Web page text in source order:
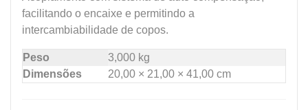
facilitando o encaixe e permitindo a
intercambiabilidade de copos.
Peso
3,000 kg
Dimensões
20,00 × 21,00 × 41,00 cm